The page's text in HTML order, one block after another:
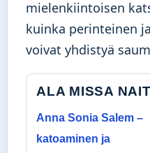
mielenkiintoisen
kuinka perinteinen
voivat yhdistyä
ALA MISSA
Anna Sonia Salem –
katoaminen ja